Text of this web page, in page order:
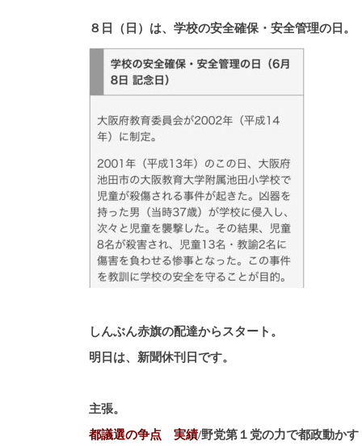
８日（日）は、学校の安全確保・安全管理の日。
しんぶん赤旗の配達からスタート。
明日は、新聞休刊日です。
主張。
都議選の争点 実績/野党第１党の力で都政動かす